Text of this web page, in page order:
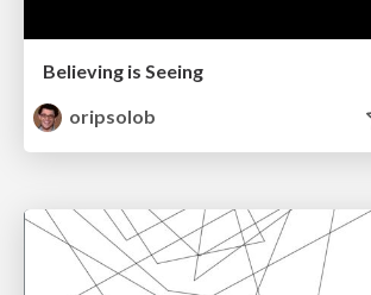
Believing is Seeing
oripsolob